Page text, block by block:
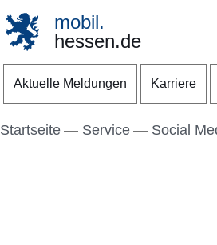
Direkt zum Kopf der
Direkt zum Inhalt
Direkt zum Fuß der
mobil.
hessen.de
Aktuelle Meldungen Karriere
Startseite Service Social